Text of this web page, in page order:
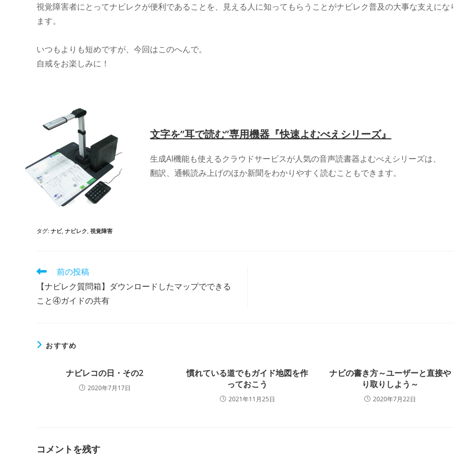
視覚障害者にとってナビレクが便利であることを、見える人に知ってもらうことがナビレク普及の大事な支えにな
ます。
いつもよりも短めですが、今回はこのへんで。
自戒をお楽しみに！
文字を”耳で読む”専用機器『快速よむべえシリーズ』
生成AI機能も使えるクラウドサービスが人気の音声読書器よむべえシリーズは、
翻訳、通帳読み上げのほか新聞をわかりやすく読むこともできます。
タグ: ナビ, ナビレク, 視覚障害
そ
の
他
の
む
前の投稿
【ナビレク質問箱】ダウンロードしたマップでできる
こと④ガイドの共有
おすすめ
ナビレコの日・その2
2020年7月17日
慣れている道でもガイド地図を作
っておこう
2021年11月25日
ナビの書き方～ユーザーと直接や
り取りしよう～
2020年7月22日
コメントを残す